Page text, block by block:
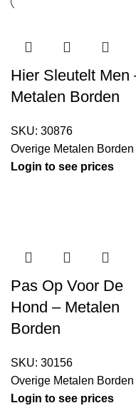
Hier Sleutelt Men
Metalen Borden
SKU: 30876
Overige Metalen Borden
Login to see prices
Pas Op Voor De
Hond – Metalen
Borden
SKU: 30156
Overige Metalen Borden
Login to see prices